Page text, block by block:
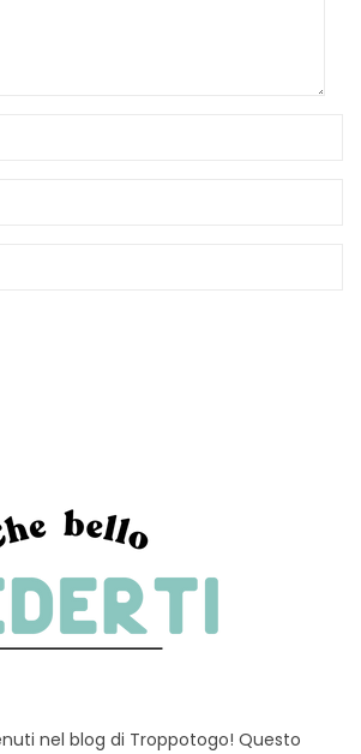
nel blog di Troppotogo! Questo